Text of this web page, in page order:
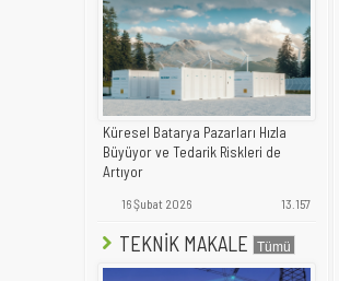
Küresel Batarya Pazarları Hızla
Büyüyor ve Tedarik Riskleri de
Artıyor
16 Şubat 2026 13.157
TEKNİK MAKALE